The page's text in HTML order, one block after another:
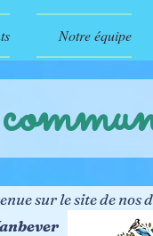
Notre équipe
nos deux